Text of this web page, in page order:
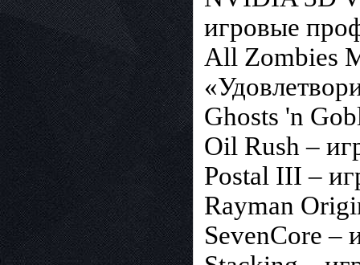
игровые
All Zombies
Ghosts 'n
Oil Rush –
Postal III –
Rayman
SevenCore –